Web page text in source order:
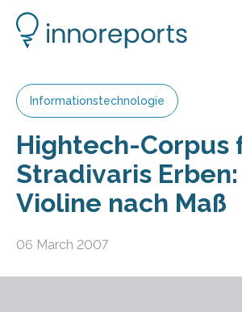
Informationstechnologie
Hightech-Corpus
Stradivaris Erben:
Violine nach Maß
06 March 2007